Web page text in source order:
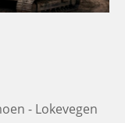
- Lokevegen